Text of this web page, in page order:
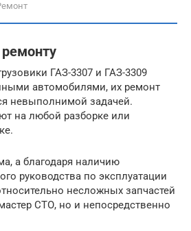
ГАЗ-3307 и ГАЗ-3309
автомобилями, их ремонт
невыполнимой задачей.
на любой разборке или
а благодаря наличию
руководства по эксплуатации
несложных запчастей
СТО, но и непосредственно